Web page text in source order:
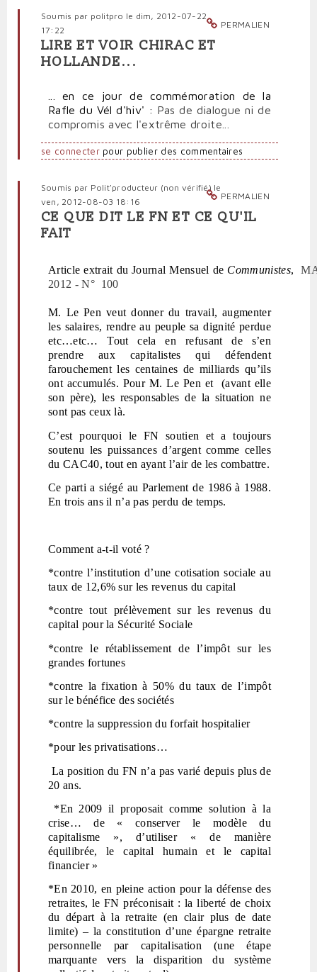
PERMALIEN
Soumis par politpro le dim, 2012-07-22
17:22
LIRE ET VOIR CHIRAC ET
HOLLANDE...
... en ce jour de commémoration de la
Rafle du Vél d'hiv' : Pas de dialogue ni de
compromis avec l'extrême droite...
se connecterpour publier des commentaires
PERMALIEN
Soumis par Polit'producteur (non vérifié)le
ven, 2012-08-03 18:16
CE QUE DIT LE FN ET CE QU'IL
FAIT
Article extrait du Journal Mensuel de Communistes,
2012 - N° 100
M. Le Pen veut donner du travail, augmenter
les salaires, rendre au peuple sa dignité perdue
etc…etc… Tout cela en refusant de s’en
prendre aux capitalistes qui défendent
farouchement les centaines de milliards qu’ils
ont accumulés. Pour M. Le Pen et (avant elle
son père), les responsables de la situation ne
sont pas ceux là.
C’est pourquoi le FN soutien et a toujours
soutenu les puissances d’argent comme celles
du CAC40, tout en ayant l’air de les combattre.
Ce parti a siégé au Parlement de 1986 à 1988.
En trois ans il n’a pas perdu de temps.
Comment a-t-il voté ?
*contre l’institution d’une cotisation sociale au
taux de 12,6% sur les revenus du capital
*contre tout prélèvement sur les revenus du
capital pour la Sécurité Sociale
*contre le rétablissement de l’impôt sur les
grandes fortunes
*contre la fixation à 50% du taux de l’impôt
sur le bénéfice des sociétés
*contre la suppression du forfait hospitalier
*pour les privatisations…
La position du FN n’a pas varié depuis plus de
20 ans.
*En 2009 il proposait comme solution à la
crise… de « conserver le modèle du
capitalisme », d’utiliser « de manière
équilibrée, le capital humain et le capital
financier »
*En 2010, en pleine action pour la défense des
retraites, le FN préconisait : la liberté de choix
du départ à la retraite (en clair plus de date
limite) – la constitution d’une épargne retraite
personnelle par capitalisation (une étape
marquante vers la disparition du système